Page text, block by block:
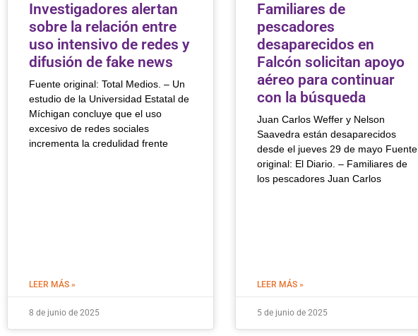
Investigadores alertan
sobre la relación entre
uso intensivo de redes y
difusión de fake news
Fuente original: Total Medios. – Un
estudio de la Universidad Estatal de
Míchigan concluye que el uso
excesivo de redes sociales
incrementa la credulidad frente
LEER MÁS »
8 de junio de 2025
Familiares de
pescadores
desaparecidos en
Falcón solicitan apoyo
aéreo para continuar
con la búsqueda
Juan Carlos Weffer y Nelson
Saavedra están desaparecidos
desde el jueves 29 de mayo Fuente
original: El Diario. – Familiares de
los pescadores Juan Carlos
LEER MÁS »
5 de junio de 2025